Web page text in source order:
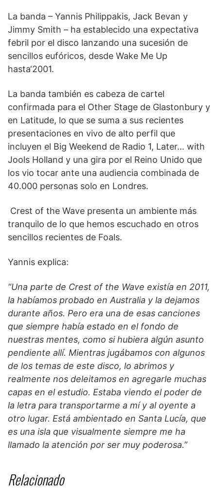
La banda – Yannis Philippakis, Jack Bevan y
Jimmy Smith – ha establecido una expectativa
febril por el disco lanzando una sucesión de
sencillos eufóricos, desde Wake Me Up
hasta‘2001.
La banda también es cabeza de cartel
confirmada para el Other Stage de Glastonbury y
en Latitude, lo que se suma a sus recientes
presentaciones en vivo de alto perfil que
incluyen el Big Weekend de Radio 1, Later… with
Jools Holland y una gira por el Reino Unido que
los vio tocar ante una audiencia combinada de
40.000 personas solo en Londres.
Crest of the Wave presenta un ambiente más
tranquilo de lo que hemos escuchado en otros
sencillos recientes de Foals.
Yannis explica:
“Una parte de Crest of the Wave existía en 2011,
la habíamos probado en Australia y la dejamos
durante años. Pero era una de esas canciones
que siempre había estado en el fondo de
nuestras mentes, como si hubiera algún asunto
pendiente allí. Mientras jugábamos con algunos
de los temas de este disco, lo abrimos y
realmente nos deleitamos en agregarle muchas
capas en el estudio. Estaba viendo el poder de
la letra para transportarme a mí y al oyente a
otro lugar. Está ambientado en Santa Lucía, que
es una isla que visualmente siempre me ha
llamado la atención por ser muy poderosa.”
Relacionado